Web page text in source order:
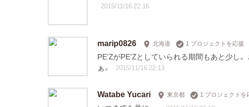
2015/11/16 22:16
marip0826 北海道 1 プロジェクトを応援
PE'ZがPE'Zとしていられる期間もあと少し
ぁ。
2015/11/16 22:13
Watabe Yucari 東京都 1 プロジェクトを